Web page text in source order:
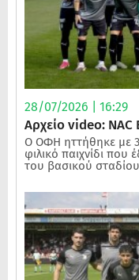
28/07/2026 | 16:29
Αρχείο video:
Ο ΟΦΗ ηττήθηκε με
φιλικό παιχνίδι που
του βασικού